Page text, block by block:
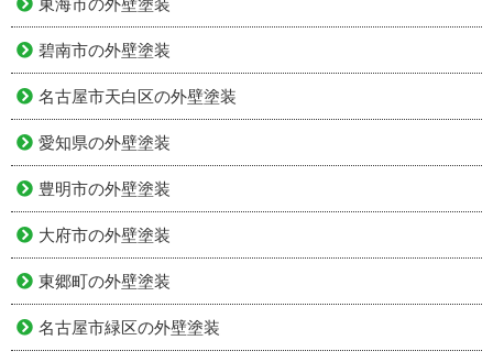
碧南市の外壁塗装
名古屋市天白区の外壁塗装
愛知県の外壁塗装
豊明市の外壁塗装
大府市の外壁塗装
東郷町の外壁塗装
名古屋市緑区の外壁塗装